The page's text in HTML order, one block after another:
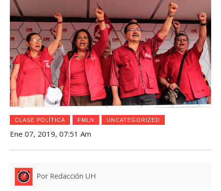
CLASE POLÍTICA FMLN UNCATEGORIZED
Ene 07, 2019, 07:51 Am
Por Redacción UH